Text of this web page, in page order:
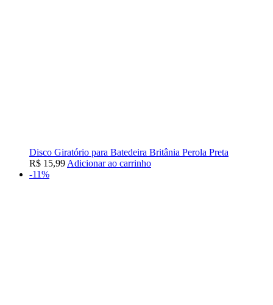
Disco Giratório para Batedeira Britânia Perola Preta
R$ 15,99 Adicionar ao carrinho
-11%